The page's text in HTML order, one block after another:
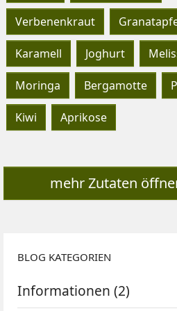
Verbenenkraut
Karamell Joghurt
Moringa Bergamotte
Kiwi Aprikose
mehr Zutaten
BLOG KATEGORIEN
Informationen (2)